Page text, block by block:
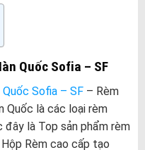
Quốc Sofia – SF
Sofia – SF– Rèm
Quốc là các loại rèm
đây là Top sản phẩm rèm
Rèm cao cấp tạo